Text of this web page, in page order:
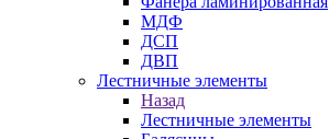
МДФ
ДСП
ДВП
Лестничные элементы
Назад
Лестничные элементы